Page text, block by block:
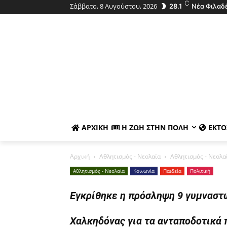
Σάββατο, 8 Αυγούστου, 2026 28.1 C Νέα
ΑΡΧΙΚΉ Η ΖΩΉ ΣΤΗΝ ΠΌΛΗ
Αρχική Αθλητισμός - Νεολαία Αθλητισμός -
Αθλητισμός - Νεολαία Κοινωνία Παιδεία Πολιτική
Εγκρίθηκε η πρόσληψη 9
Χαλκηδόνας για τα